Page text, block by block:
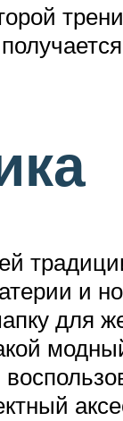
и